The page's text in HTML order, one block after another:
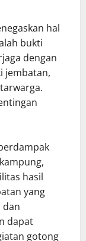
hal
bukti
dengan
jembatan,
hasil
yang
dan
dapat
gotong